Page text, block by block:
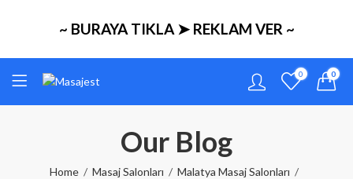
~ BURAYA TIKLA ➤ REKLAM VER ~
0 0
Our Blog
Home Masaj Salonları
Malatya Masaj Salonları